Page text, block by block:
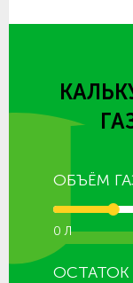
ОБЪЁМ
0 Л
ОСТАТОК